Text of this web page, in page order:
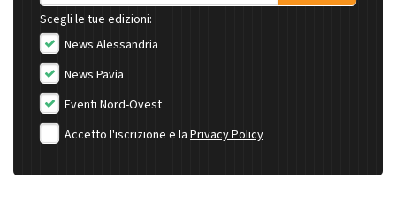
Scegli le tue edizioni:
News Alessandria
News Pavia
Eventi Nord-Ovest
Accetto l'iscrizione e la Privacy Policy